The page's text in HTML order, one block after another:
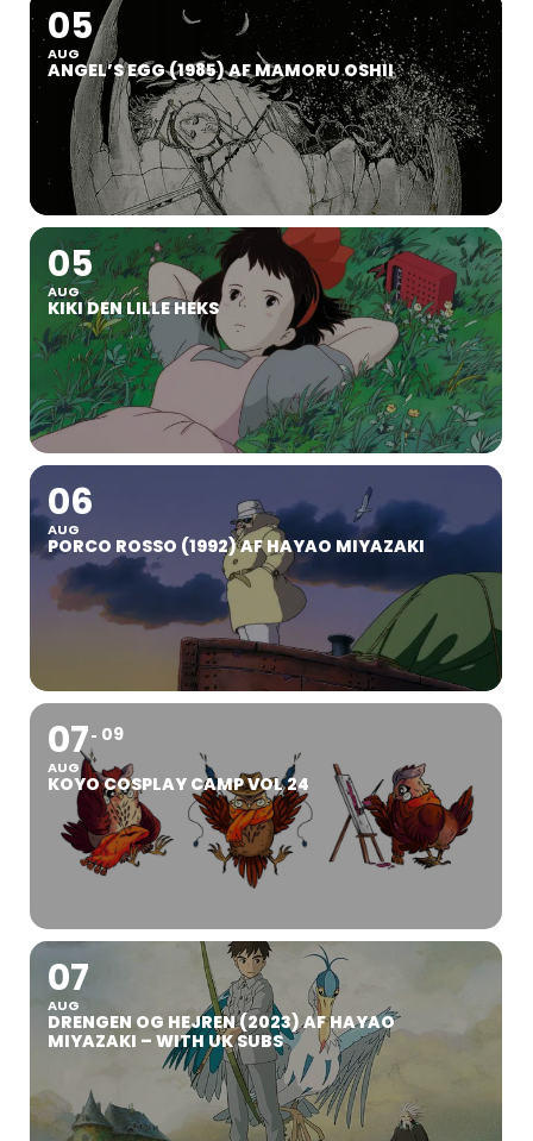
05
AUG
ANGEL’S EGG (1985) AF MAMORU OSHII
05
AUG
KIKI DEN LILLE HEKS
06
AUG
PORCO ROSSO (1992) AF HAYAO MIYAZAKI
07
AUG
09
KOYO COSPLAY CAMP VOL 24
07
AUG
DRENGEN OG HEJREN (2023) AF HAYAO
MIYAZAKI – WITH UK SUBS